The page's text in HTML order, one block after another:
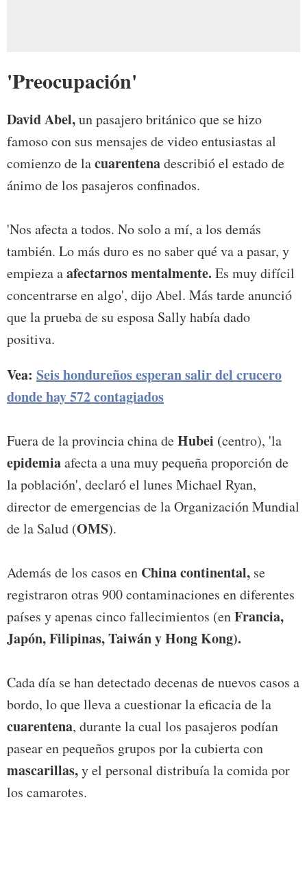
'Preocupación'
David Abel,un pasajero británico que se hizo
famoso con sus mensajes de video entusiastas al
comienzo de lacuarentenadescribió el estado de
ánimo de los pasajeros confinados.
'Nos afecta a todos. No solo a mí, a los demás
también. Lo más duro es no saber qué va a pasar, y
empieza aafectarnos mentalmente. Es muy difícil
concentrarse en algo', dijo Abel. Más tarde anunció
que la prueba de su esposa Sally había dado
positiva.
Vea: Seis hondureños esperan salir del crucero
donde hay 572 contagiados
Fuera de la provincia china deHubei (centro), 'la
epidemiaafecta a una muy pequeña proporción de
la población', declaró el lunes Michael Ryan,
director de emergencias de la Organización Mundial
de la Salud (OMS).
Además de los casos en China continental, se
registraron otras 900 contaminaciones en diferentes
países y apenas cinco fallecimientos (enFrancia,
Japón, Filipinas, Taiwán y Hong Kong).
Cada día se han detectado decenas de nuevos casos a
bordo, lo que lleva a cuestionar la eficacia de la
cuarentena, durante la cual los pasajeros podían
pasear en pequeños grupos por la cubierta con
mascarillas,y el personal distribuía la comida por
los camarotes.